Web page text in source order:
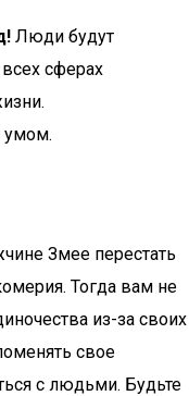
Люди будут
сферах
умом.
Змее перестать
Тогда вам не
из-за своих
свое
с людьми. Будьте